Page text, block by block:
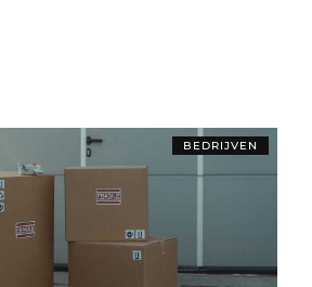
BEDRIJVEN